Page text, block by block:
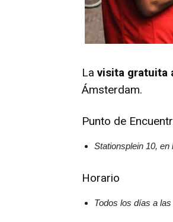
La visita gratuita
Ámsterdam.
Punto de
Stationsplein 10,
Horario
Todos los días a las